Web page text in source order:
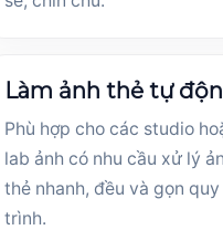
Làm ảnh thẻ tự
Phù hợp cho các studio
lab ảnh có nhu cầu xử lý
thẻ nhanh, đều và gọn quy
trình.